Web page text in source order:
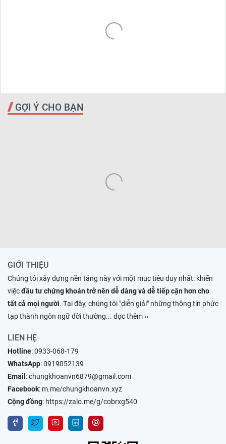
GỢI Ý CHO BẠN
GIỚI THIỆU
Chúng tôi xây dựng nền tảng này với một mục tiêu duy nhất: khiến
việcđầu tư chứng khoán trở nên dễ dàng và dễ tiếp cận hơn cho
tất cả mọi người. Tại đây, chúng tôi "diễn giải" những thông tin phức
tạp thành ngôn ngữ đời thường... đọc thêm ››
LIÊN HỆ
Hotline:0933-068-179
WhatsApp:0919052139
Email :chungkhoanvn6879@gmail.com
Facebook: m.me/chungkhoanvn.xyz
Cộng đồng: https://zalo.me/g/cobrxg540